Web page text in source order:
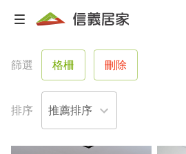
篩選 格柵 刪除
排序